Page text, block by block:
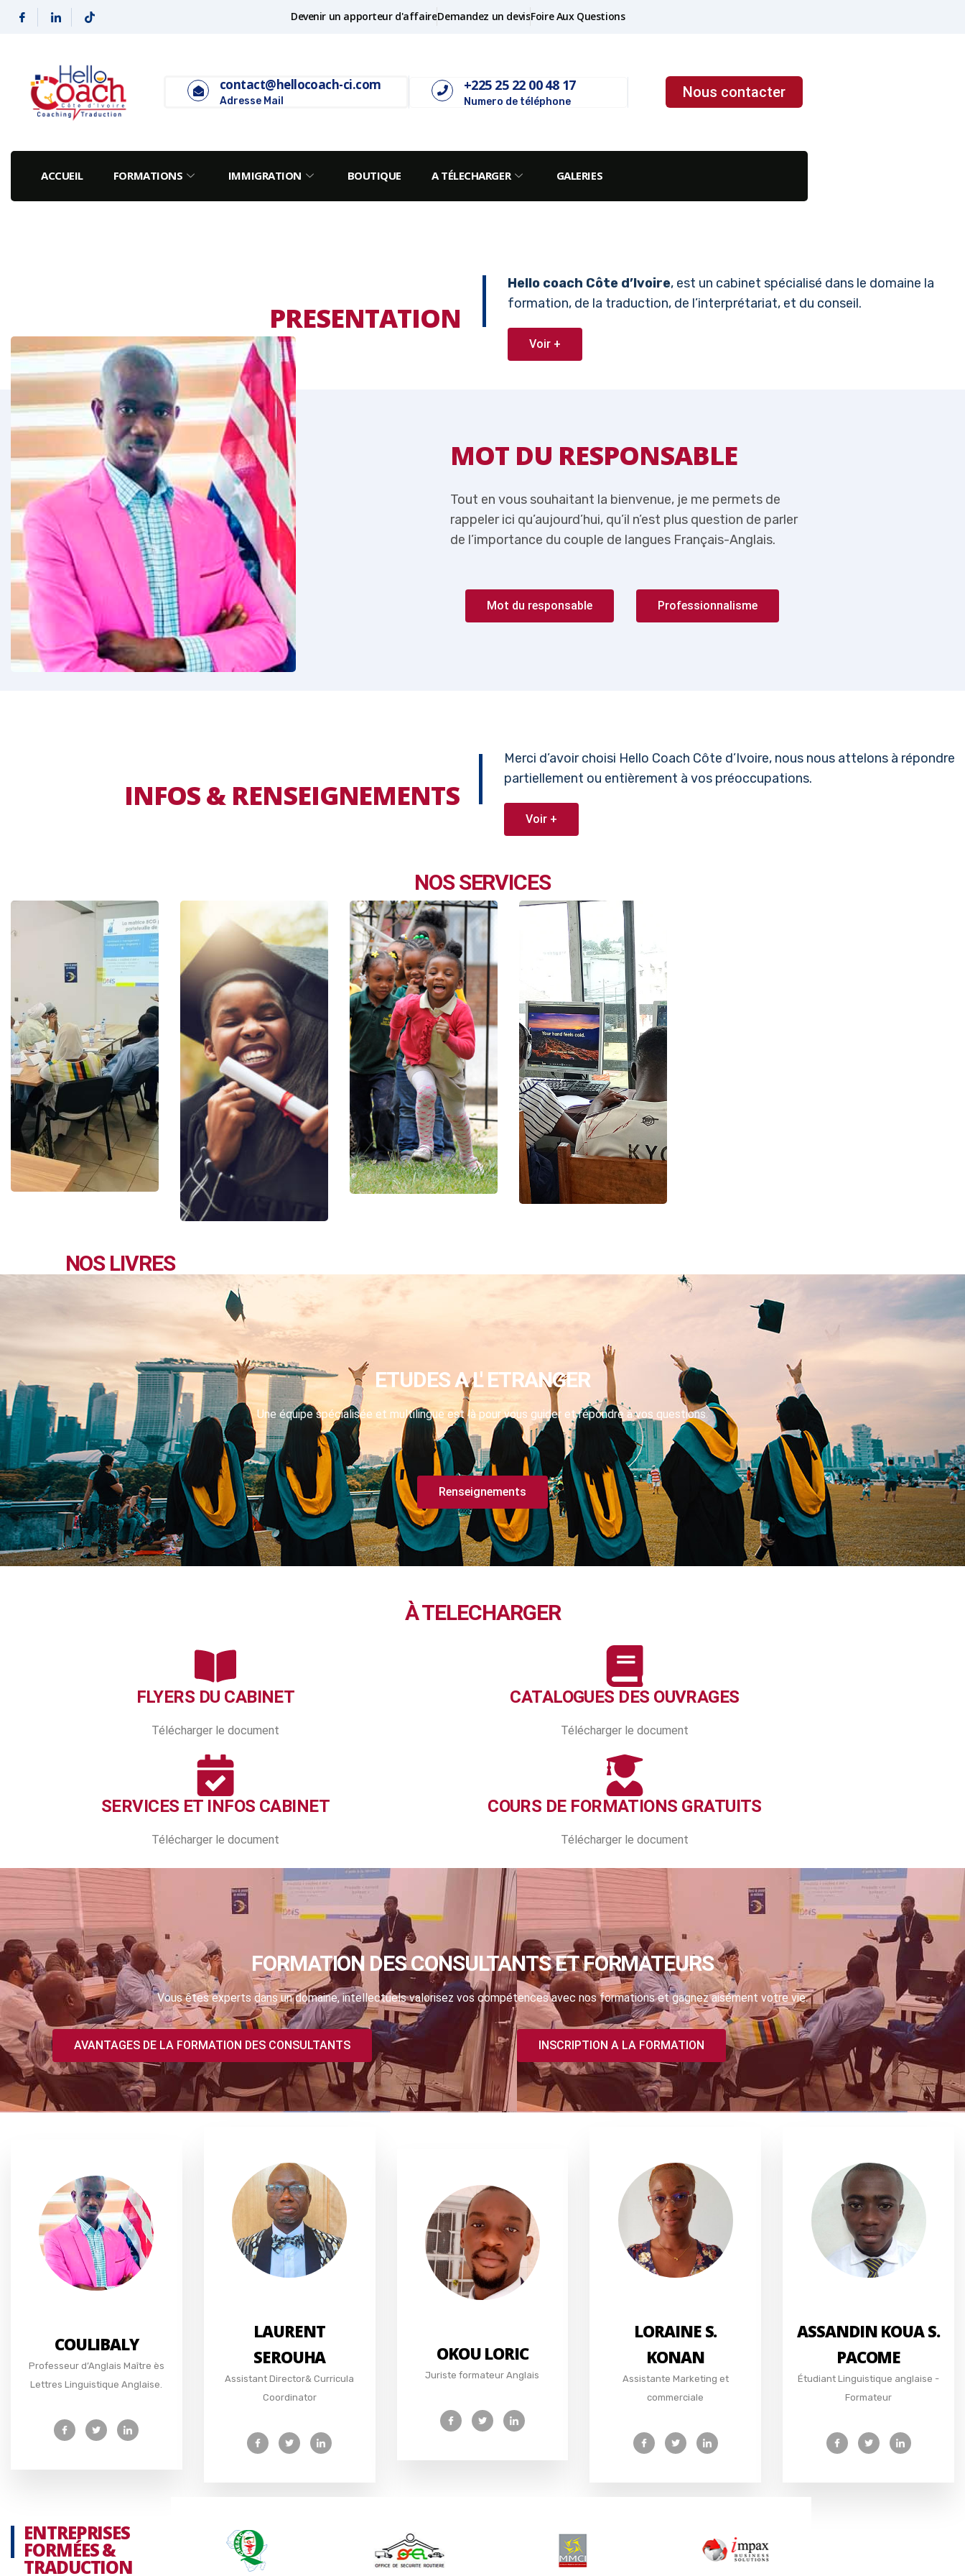
Devenir un apporteur d'affaireDemandez un devisFoire Aux Questions
contact@hellocoach-ci.com
Adresse Mail
+225 25 22 00 48 17
Numero de téléphone
Nous contacter
ACCUEIL FORMATIONS IMMIGRATION BOUTIQUE A TÉLECHARGER GALERIES
PRESENTATION
Hello coach Côte d’Ivoire, est un cabinet spécialisé dans le domaine la
formation, de la traduction, de l’interprétariat, et du conseil.
Voir +
de
de parler
Anglais.
MOT DU RESPONSABLE
Tout en vous souhaitant la bienvenue, je me permets de
rappeler ici qu’aujourd’hui, qu’il n’est plus question de parler
de l’importance du couple de langues Français-Anglais.
MOT DU RESPONSABLE
Tout en vous souhaitant la bienvenue, je me permets de
rappeler ici qu’aujourd’hui, qu’il n’est plus question de parler
de l’importance du couple de langues Français-Anglais.
Mot du responsable Professionnalisme
INFOS & RENSEIGNEMENTS
Merci d’avoir choisi Hello Coach Côte d’Ivoire, nous nous attelons à répondre
partiellement ou entièrement à vos préoccupations.
Voir +
NOS SERVICES
NOS LIVRES
ETUDES A L' ETRANGER
Une équipe spécialisée et multilingue est là pour vous guider et répondre à vos questions.
Renseignements
À TELECHARGER
FLYERS DU CABINET
Télécharger le document
SERVICES ET INFOS CABINET
Télécharger le document
CATALOGUES DES OUVRAGES
Télécharger le document
COURS DE FORMATIONS GRATUITS
Télécharger le document
FORMATION DES CONSULTANTS ET FORMATEURS
Vous êtes experts dans un domaine, intellectuels valorisez vos compétences avec nos formations et gagnez aisément votre vie.
AVANTAGES DE LA FORMATION DES CONSULTANTS INSCRIPTION A LA FORMATION
COULIBALY
Professeur d’Anglais Maître ès
Lettres Linguistique Anglaise.
LAURENT
SEROUHA
Assistant Director& Curricula
Coordinator
OKOU LORIC
Juriste formateur Anglais
LORAINE S.
KONAN
Assistante Marketing et
commerciale
ASSANDIN KOUA S.
PACOME
Étudiant Linguistique anglaise -
Formateur
ENTREPRISES
FORMÉES &
TRADUCTION